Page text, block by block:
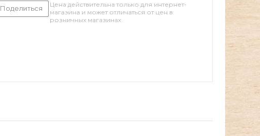
Поделиться
Цена действительна только для интернет-
магазина и может отличаться от цен в
розничных магазинах